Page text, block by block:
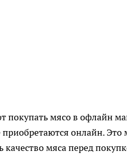
покупать мясо в офлайн
онлайн. Это
мяса перед